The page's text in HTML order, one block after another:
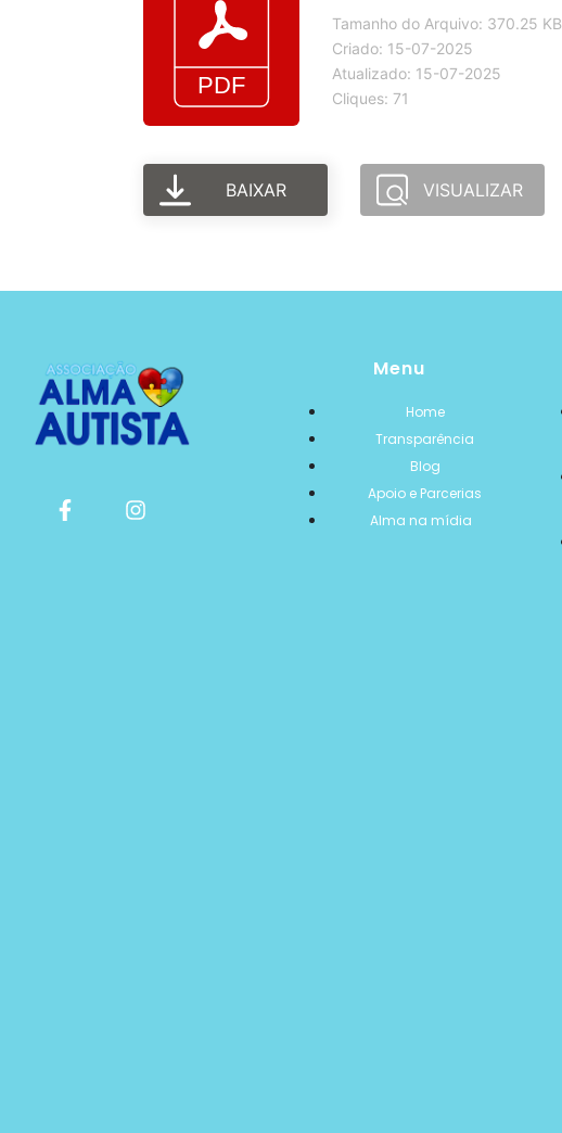
Tamanho do Arquivo: 370.25 KB
Criado: 15-07-2025
Atualizado: 15-07-2025
Cliques: 71
BAIXAR VISUALIZAR
Menu
Home
Transparência
Blog
Apoio e Parcerias
Alma na mídia